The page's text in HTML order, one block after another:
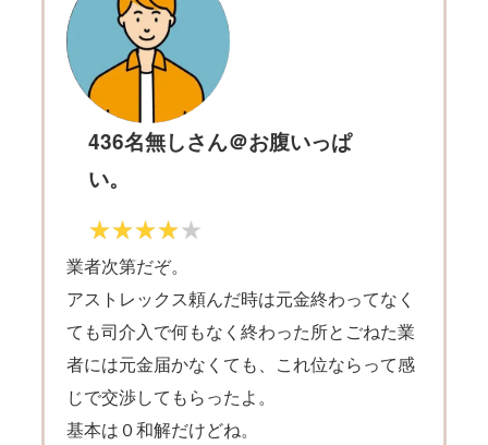
436名無しさん＠お腹いっぱ
い。
業者次第だぞ。
アストレックス頼んだ時は元金終わってなく
ても司介入で何もなく終わった所とごねた業
者には元金届かなくても、これ位ならって感
じで交渉してもらったよ。
基本は０和解だけどね。